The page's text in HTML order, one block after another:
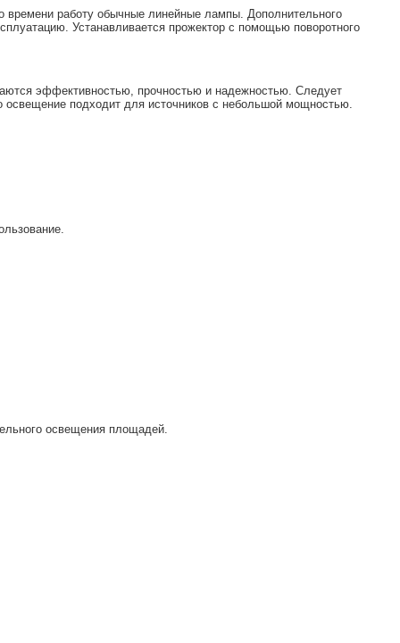
времени работу обычные линейные лампы. Дополнительного
Устанавливается прожектор с помощью поворотного
эффективностью, прочностью и надежностью. Следует
освещение подходит для источников с небольшой мощностью.
освещения площадей.